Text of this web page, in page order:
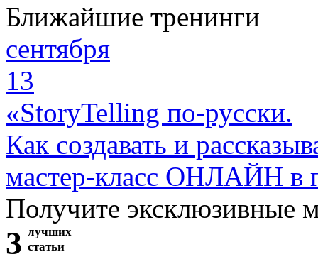
Ближайшие тренинги
сентября
13
«StoryTelling по-русски.
Как создавать и
мастер-класс ОНЛАЙН в
Получите эксклюзивные
3 лучших
статьи